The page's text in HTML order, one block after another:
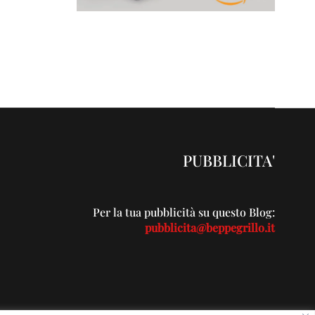
PUBBLICITA'
Per la tua pubblicità su questo Blog:
pubblicita@beppegrillo.it